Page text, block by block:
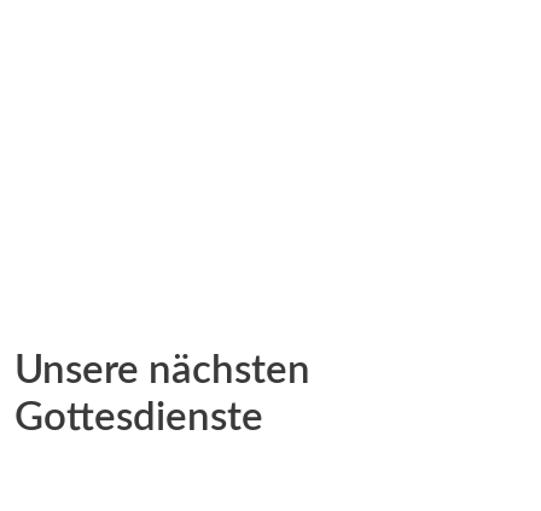
Unsere nächsten
Gottesdienste